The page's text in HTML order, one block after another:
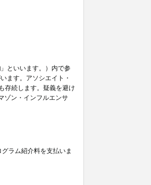
」といいます。）内で参
ます。アソシエイト・
存続します。疑義を避け
ゾン・インフルエンサ
ラム紹介料を支払いま